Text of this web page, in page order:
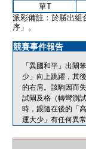
單T
派彩備註：於勝出組
序」。
競賽事件報告
「異國和平」出閘
少」向上跳躍，其
的右肩。該駒因而
試閘及格（轉彎測
時，跟隨在後的「
運大少」有任何異常